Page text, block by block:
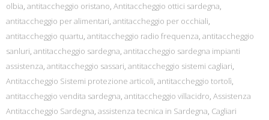
olbia, antitaccheggio oristano, Antitaccheggio ottici sardegna,
antitaccheggio per alimentari, antitaccheggio per occhiali,
antitaccheggio quartu, antitaccheggio radio frequenza, antitaccheggio
sanluri, antitaccheggio sardegna, antitaccheggio sardegna impianti
assistenza, antitaccheggio sassari, antitaccheggio sistemi cagliari,
Antitaccheggio Sistemi protezione articoli, antitaccheggio tortolì,
antitaccheggio vendita sardegna, antitaccheggio villacidro, Assistenza
Antitaccheggio Sardegna, assistenza tecnica in Sardegna, Cagliari